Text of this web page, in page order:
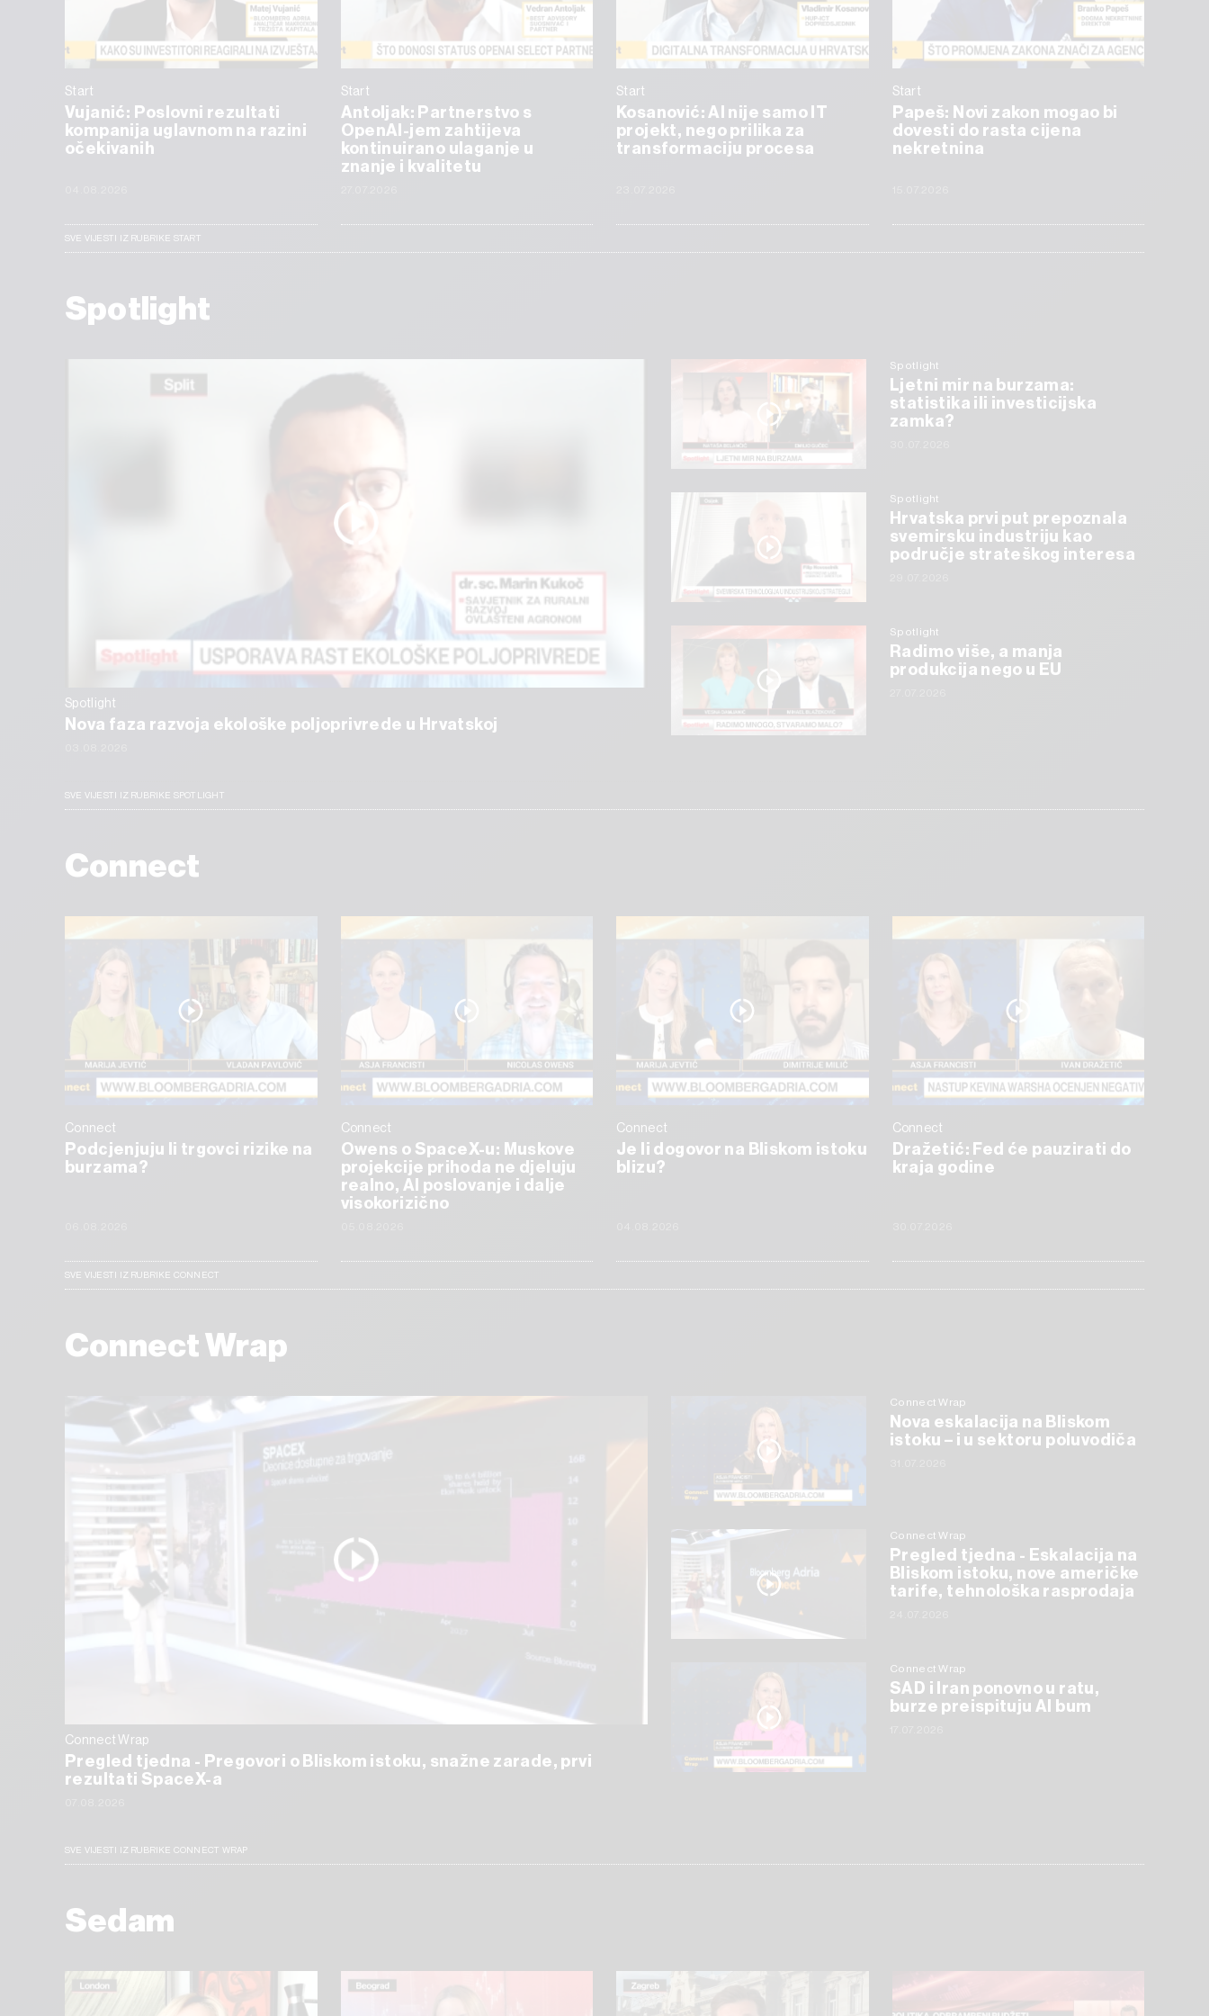
Start
Vujanić: Poslovni rezultati
kompanija uglavnom na razini
očekivanih
Start
Antoljak: Partnerstvo s
OpenAI-jem zahtijeva
kontinuirano ulaganje u
znanje i kvalitetu
Start
Kosanović: AI nije samo IT
projekt, nego prilika za
transformaciju procesa
Start
Papeš: Novi zakon mogao bi
dovesti do rasta cijena
nekretnina
SVE VIJESTI IZ RUBRIKE START
Spotlight
Spotlight
Nova faza razvoja ekološke poljoprivrede u Hrvatskoj
Spotlight
Ljetni mir na burzama:
statistika ili investicijska
zamka?
Spotlight
Hrvatska prvi put prepoznala
svemirsku industriju kao
područje strateškog interesa
Spotlight
Radimo više, a manja
produkcija nego u EU
SVE VIJESTI IZ RUBRIKE SPOTLIGHT
Connect
Connect
Podcjenjuju li trgovci rizike na
burzama?
Connect
Owens o SpaceX-u: Muskove
projekcije prihoda ne djeluju
realno, AI poslovanje i dalje
visokorizično
Connect
Je li dogovor na Bliskom istoku
blizu?
Connect
Dražetić: Fed će pauzirati do
kraja godine
SVE VIJESTI IZ RUBRIKE CONNECT
Connect Wrap
Connect Wrap
Pregled tjedna - Pregovori o Bliskom istoku, snažne zarade, prvi
rezultati SpaceX-a
Connect Wrap
Nova eskalacija na Bliskom
istoku – i u sektoru poluvodiča
Connect Wrap
Pregled tjedna - Eskalacija na
Bliskom istoku, nove američke
tarife, tehnološka rasprodaja
Connect Wrap
SAD i Iran ponovno u ratu,
burze preispituju AI bum
SVE VIJESTI IZ RUBRIKE CONNECT WRAP
Sedam